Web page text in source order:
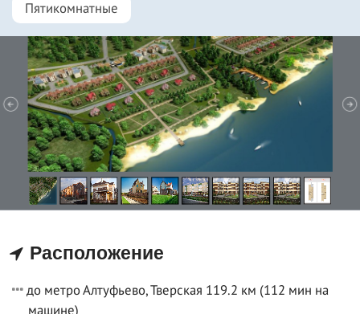
Пятикомнатные
Расположение
до метро Алтуфьево, Тверская 119.2 км (112 мин на
машине)